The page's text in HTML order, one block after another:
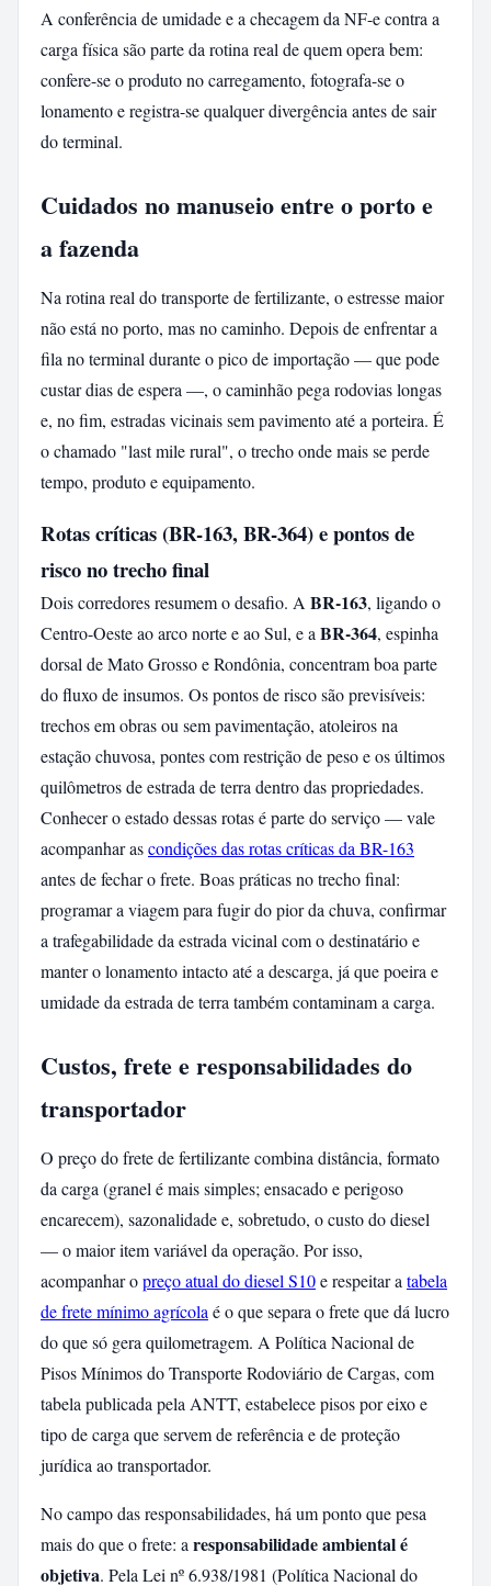
A conferência de umidade e a checagem da NF-e contra a
carga física são parte da rotina real de quem opera bem:
confere-se o produto no carregamento, fotografa-se o
lonamento e registra-se qualquer divergência antes de sair
do terminal.
Cuidados no manuseio entre o porto e
a fazenda
Na rotina real do transporte de fertilizante, o estresse maior
não está no porto, mas no caminho. Depois de enfrentar a
fila no terminal durante o pico de importação — que pode
custar dias de espera —, o caminhão pega rodovias longas
e, no fim, estradas vicinais sem pavimento até a porteira. É
o chamado "last mile rural", o trecho onde mais se perde
tempo, produto e equipamento.
Rotas críticas (BR-163, BR-364) e pontos de
risco no trecho final
Dois corredores resumem o desafio. ABR-163, ligando o
Centro-Oeste ao arco norte e ao Sul, e aBR-364, espinha
dorsal de Mato Grosso e Rondônia, concentram boa parte
do fluxo de insumos. Os pontos de risco são previsíveis:
trechos em obras ou sem pavimentação, atoleiros na
estação chuvosa, pontes com restrição de peso e os últimos
quilômetros de estrada de terra dentro das propriedades.
Conhecer o estado dessas rotas é parte do serviço — vale
acompanhar ascondições das rotas críticas da BR-163
antes de fechar o frete. Boas práticas no trecho final:
programar a viagem para fugir do pior da chuva, confirmar
a trafegabilidade da estrada vicinal com o destinatário e
manter o lonamento intacto até a descarga, já que poeira e
umidade da estrada de terra também contaminam a carga.
Custos, frete e responsabilidades do
transportador
O preço do frete de fertilizante combina distância, formato
da carga (granel é mais simples; ensacado e perigoso
encarecem), sazonalidade e, sobretudo, o custo do diesel
— o maior item variável da operação. Por isso,
acompanhar opreço atual do diesel S10e respeitar atabela
de frete mínimo agrícolaé o que separa o frete que dá lucro
do que só gera quilometragem. A Política Nacional de
Pisos Mínimos do Transporte Rodoviário de Cargas, com
tabela publicada pela ANTT, estabelece pisos por eixo e
tipo de carga que servem de referência e de proteção
jurídica ao transportador.
No campo das responsabilidades, há um ponto que pesa
mais do que o frete: aresponsabilidade ambiental é
objetiva. Pela Lei nº 6.938/1981 (Política Nacional do